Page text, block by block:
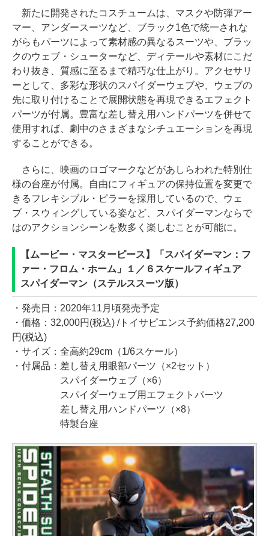
新たに開発されたコスチュームは、マスクや防弾アー
マー、アンダースーツなど、ブラック1色で統一されな
がらもパーツによって素材感の異なるスーツや、ブラッ
クのウェブ・シューターなど、ディテールや素材にこだ
わり抜き、質感に至るまで精巧な仕上がり。アクセサリ
ーとして、多彩な形状のスパイダーウェブや、ウェブの
先に取り付けることで展開状態を再現できるエフェクト
パーツが付属。豊富な差し替え用ハンドパーツを併せて
使用すれば、劇中のさまざまなシチュエーションを再現
することができる。
さらに、映画のロゴマークなどがあしらわれた特別仕
様の台座が付属。自由にフィギュアの保持位置を変更で
きるフレキシブル・ピラーを採用しているので、ウェ
ブ・スウィングしている姿など、スパイダーマンならで
はのアクションシーンを数多く楽しむことが可能に。
【ムービー・マスターピース】「スパイダーマン：フ
ァー・フロム・ホーム」１／６スケールフィギュア
スパイダーマン（ステルススーツ版）
・発売日：2020年11月頃発売予定
・価格：32,000円(税込) /トイサピエンス予約価格27,200
円(税込)
・サイズ：全高約29cm（1/6スケール）
・付属品：差し替え用眼部パーツ（×2セット）
スパイダーウェブ（×6）
スパイダーウェブ用エフェクトパーツ
差し替え用ハンドパーツ（×8）
特製台座